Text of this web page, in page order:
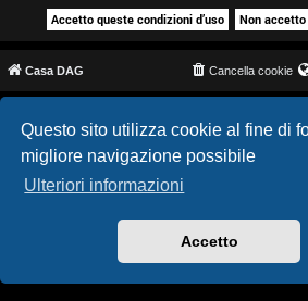
Questo sito utilizza cookie al fine di
migliore navigazione possibile
Ulteriori informazioni
Accetto
i
s
p
o
t
Casa DAG Cancella cookie